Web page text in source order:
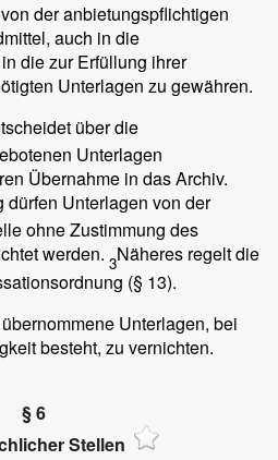
der anbietungspflichtigen
auch in die
die zur Erfüllung ihrer
Unterlagen zu gewähren.
über die
Unterlagen
Übernahme in das Archiv.
Unterlagen von der
ohne Zustimmung des
werden. 3Näheres regelt die
(§ 13).
Unterlagen, bei
besteht, zu vernichten.
§ 6
Stellen